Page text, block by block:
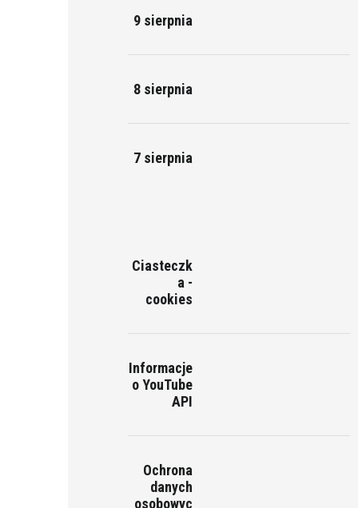
9 sierpnia
8 sierpnia
7 sierpnia
Ciasteczk
a -
cookies
Informacje
o YouTube
API
Ochrona
danych
osobowyc